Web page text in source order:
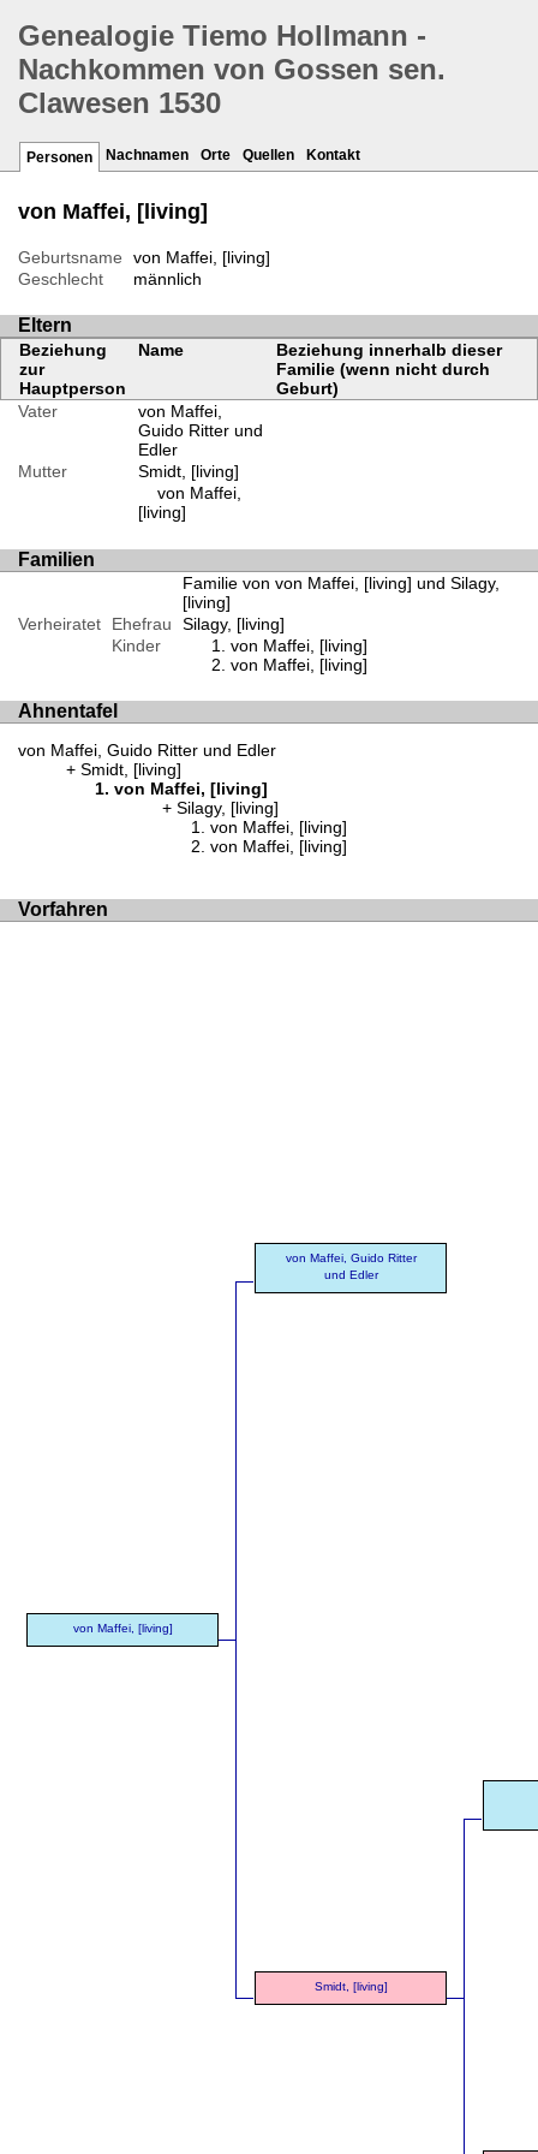
Genealogie Tiemo Hollmann -
Nachkommen von Gossen sen.
Clawesen 1530
Personen Nachnamen Orte Quellen Kontakt
von Maffei, [living]
Geburtsname
von Maffei, [living]
Geschlecht
männlich
Eltern
Beziehung
zur
Hauptperson
Name
Beziehung innerhalb dieser
Familie (wenn nicht durch
Geburt)
Vater
von Maffei,
Guido Ritter und
Edler
Mutter
Smidt, [living]
von Maffei,
[living]
Familien
Familie von von Maffei, [living] und Silagy,
[living]
Verheiratet
Ehefrau
Silagy, [living]
Kinder
von Maffei, [living]
von Maffei, [living]
Ahnentafel
von Maffei, Guido Ritter und Edler
Smidt, [living]
von Maffei, [living]
Silagy, [living]
von Maffei, [living]
von Maffei, [living]
Vorfahren
von Maffei, [living]
von Maffei, Guido Ritter
und Edler
Smidt, [living]